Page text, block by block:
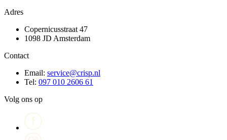
Adres
Copernicusstraat 47
1098 JD Amsterdam
Contact
Email: service@crisp.nl
Tel: 097 010 2606 61
Volg ons op